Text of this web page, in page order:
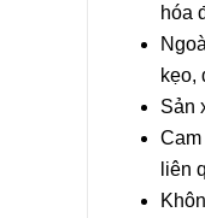
hóa
kẹo,
Sản
liên